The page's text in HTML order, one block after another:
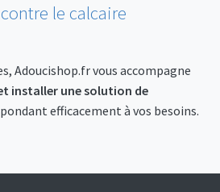
le calcaire
Adoucishop.fr vous accompagne
installer une solution de
efficacement à vos besoins.